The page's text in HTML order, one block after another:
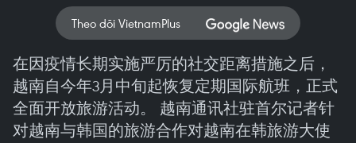
Theo dõi VietnamPlus
在因疫情长期实施严厉的社交距离措施之后，
越南自今年3月中旬起恢复定期国际航班，正式
全面开放旅游活动。 越南通讯社驻首尔记者针
对越南与韩国的旅游合作对越南在韩旅游大使